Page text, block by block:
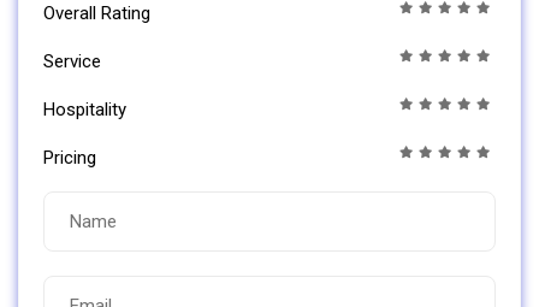
Overall Rating
Service
Hospitality
Pricing